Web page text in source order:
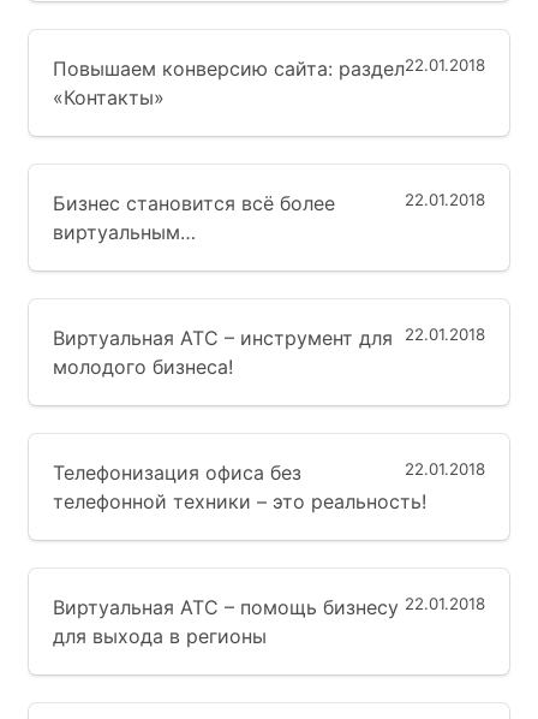
22.01.2018
Повышаем конверсию сайта: раздел
«Контакты»
22.01.2018
Бизнес становится всё более
виртуальным…
22.01.2018
Виртуальная АТС – инструмент для
молодого бизнеса!
22.01.2018
Телефонизация офиса без
телефонной техники – это реальность!
22.01.2018
Виртуальная АТС – помощь бизнесу
для выхода в регионы